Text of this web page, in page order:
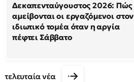
Δεκαπενταύγουστος 2026: Πώς
αμείβονται οι εργαζόμενοι στον
ιδιωτικό τομέα όταν η αργία
πέφτει Σάββατο
τελευταία νέα